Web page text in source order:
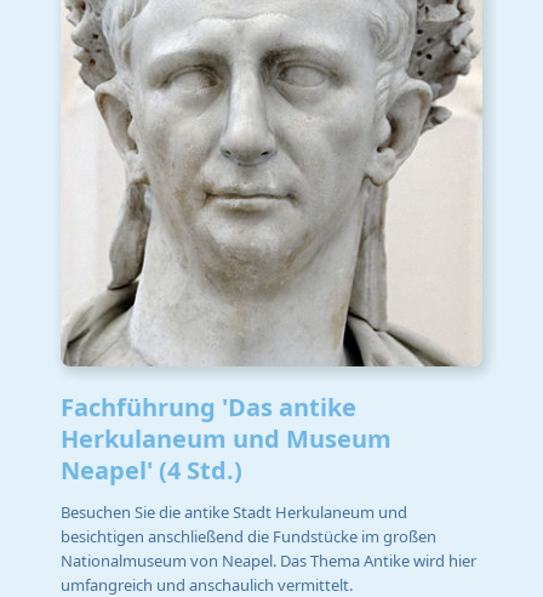
Fachführung 'Das antike
Herkulaneum und Museum
Neapel' (4 Std.)
Besuchen Sie die antike Stadt Herkulaneum und
besichtigen anschließend die Fundstücke im großen
Nationalmuseum von Neapel. Das Thema Antike wird hier
umfangreich und anschaulich vermittelt.